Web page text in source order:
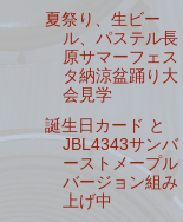
夏祭り、生ビー
ル、パステル長
原サマーフェス
タ納涼盆踊り大
会見学
誕生日カード と
JBL4343サンバ
ーストメープル
バージョン組み
上げ中